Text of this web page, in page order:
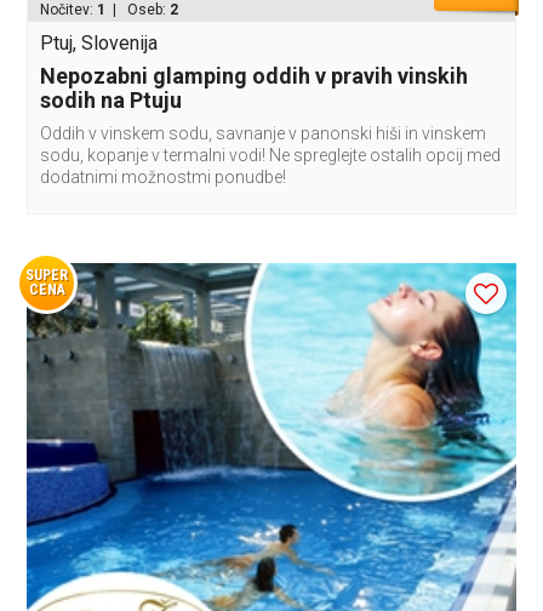
Nočitev: 1 | Oseb: 2
Ptuj, Slovenija
Nepozabni glamping oddih v pravih vinskih
sodih na Ptuju
Oddih v vinskem sodu, savnanje v panonski hiši in vinskem
sodu, kopanje v termalni vodi! Ne spreglejte ostalih opcij med
dodatnimi možnostmi ponudbe!
SUPER
CENA